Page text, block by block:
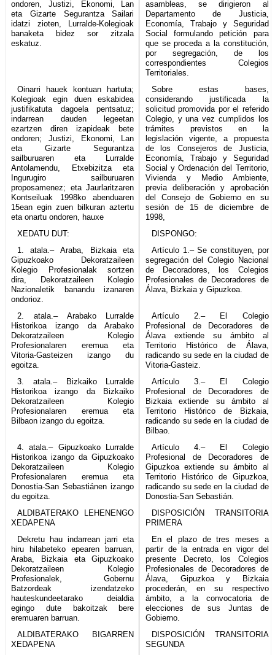
ondoren, Justizi, Ekonomi, Lan
eta Gizarte Segurantza Sailari
idatzi zioten, Lurralde-Kolegioak
banaketa bidez sor zitzala
eskatuz.
asambleas, se dirigieron al
Departamento de Justicia,
Economía, Trabajo y Seguridad
Social formulando petición para
que se proceda a la constitución,
por segregación, de los
correspondientes Colegios
Territoriales.
Oinarri hauek kontuan hartuta;
Kolegioak egin duen eskabidea
justifikatuta dagoela pentsatuz;
indarrean dauden legeetan
ezartzen diren izapideak bete
ondoren; Justizi, Ekonomi, Lan
eta Gizarte Segurantza
sailburuaren eta Lurralde
Antolamendu, Etxebizitza eta
Ingurugiro sailburuaren
proposamenez; eta Jaurlaritzaren
Kontseiluak 1998ko abenduaren
15ean egin zuen bilkuran aztertu
eta onartu ondoren, hauxe
Sobre estas bases,
considerando justificada la
solicitud promovida por el referido
Colegio, y una vez cumplidos los
trámites previstos en la
legislación vigente, a propuesta
de los Consejeros de Justicia,
Economía, Trabajo y Seguridad
Social y Ordenación del Territorio,
Vivienda y Medio Ambiente,
previa deliberación y aprobación
del Consejo de Gobierno en su
sesión de 15 de diciembre de
1998,
XEDATU DUT:
DISPONGO:
1. atala.– Araba, Bizkaia eta
Gipuzkoako Dekoratzaileen
Kolegio Profesionalak sortzen
dira, Dekoratzaileen Kolegio
Nazionaletik banandu izanaren
ondorioz.
Artículo 1.– Se constituyen, por
segregación del Colegio Nacional
de Decoradores, los Colegios
Profesionales de Decoradores de
Álava, Bizkaia y Gipuzkoa.
2. atala.– Arabako Lurralde
Historikoa izango da Arabako
Dekoratzaileen Kolegio
Profesionalaren eremua eta
Vitoria-Gasteizen izango du
egoitza.
Artículo 2.– El Colegio
Profesional de Decoradores de
Álava extiende su ámbito al
Territorio Histórico de Álava,
radicando su sede en la ciudad de
Vitoria-Gasteiz.
3. atala.– Bizkaiko Lurralde
Historikoa izango da Bizkaiko
Dekoratzaileen Kolegio
Profesionalaren eremua eta
Bilbaon izango du egoitza.
Artículo 3.– El Colegio
Profesional de Decoradores de
Bizkaia extiende su ámbito al
Territorio Histórico de Bizkaia,
radicando su sede en la ciudad de
Bilbao.
4. atala.– Gipuzkoako Lurralde
Historikoa izango da Gipuzkoako
Dekoratzaileen Kolegio
Profesionalaren eremua eta
Donostia-San Sebastiánen izango
du egoitza.
Artículo 4.– El Colegio
Profesional de Decoradores de
Gipuzkoa extiende su ámbito al
Territorio Histórico de Gipuzkoa,
radicando su sede en la ciudad de
Donostia-San Sebastián.
ALDIBATERAKO LEHENENGO
XEDAPENA
DISPOSICIÓN TRANSITORIA
PRIMERA
Dekretu hau indarrean jarri eta
hiru hilabeteko epearen barruan,
Araba, Bizkaia eta Gipuzkoako
Dekoratzaileen Kolegio
Profesionalek, Gobernu
Batzordeak izendatzeko
hauteskundeetarako deialdia
egingo dute bakoitzak bere
eremuaren barruan.
En el plazo de tres meses a
partir de la entrada en vigor del
presente Decreto, los Colegios
Profesionales de Decoradores de
Álava, Gipuzkoa y Bizkaia
procederán, en su respectivo
ámbito, a la convocatoria de
elecciones de sus Juntas de
Gobierno.
ALDIBATERAKO BIGARREN
XEDAPENA
DISPOSICIÓN TRANSITORIA
SEGUNDA